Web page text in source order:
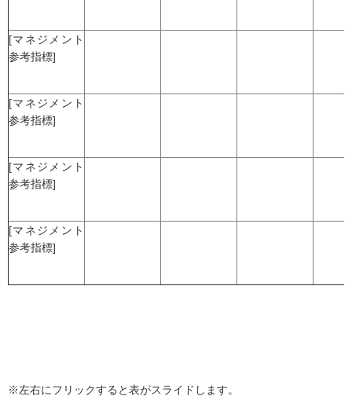
[マネジメント
参考指標]
[マネジメント
参考指標]
[マネジメント
参考指標]
[マネジメント
参考指標]
※左右にフリックすると表がスライドします。